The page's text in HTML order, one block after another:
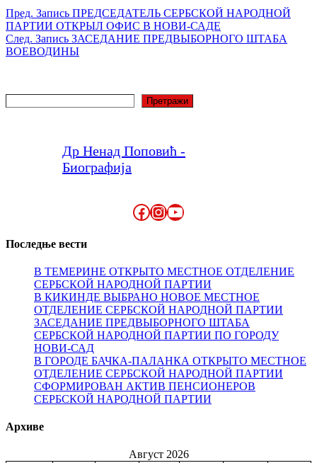
Пред. Запись ПРЕДСЕДАТЕЛЬ СЕРБСКОЙ НАРОДНОЙ
ПАРТИИ ОТКРЫЛ ОФИС В НОВИ-САДЕ
След. Запись ЗАСЕДАНИЕ ПРЕДВЫБОРНОГО ШТАБА
ВОЕВОДИНЫ
Претражи
Др Ненад Поповић -
Биографија
Facebook
Instagram
YouTube
Последње вести
В ТЕМЕРИНЕ ОТКРЫТО МЕСТНОЕ ОТДЕЛЕНИЕ
СЕРБСКОЙ НАРОДНОЙ ПАРТИИ
В КИКИНДЕ ВЫБРАНО НОВОЕ МЕСТНОЕ
ОТДЕЛЕНИЕ СЕРБСКОЙ НАРОДНОЙ ПАРТИИ
ЗАСЕДАНИЕ ПРЕДВЫБОРНОГО ШТАБА
СЕРБСКОЙ НАРОДНОЙ ПАРТИИ ПО ГОРОДУ
НОВИ-САД
В ГОРОДЕ БАЧКА-ПАЛАНКА ОТКРЫТО МЕСТНОЕ
ОТДЕЛЕНИЕ СЕРБСКОЙ НАРОДНОЙ ПАРТИИ
СФОРМИРОВАН АКТИВ ПЕНСИОНЕРОВ
СЕРБСКОЙ НАРОДНОЙ ПАРТИИ
Архиве
Август 2026